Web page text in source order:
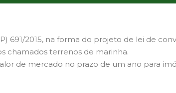
691/2015, na forma do projeto de lei de
chamados terrenos de marinha.
de mercado no prazo de um ano para